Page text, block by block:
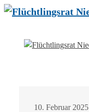
Zum
10. Februar 2025